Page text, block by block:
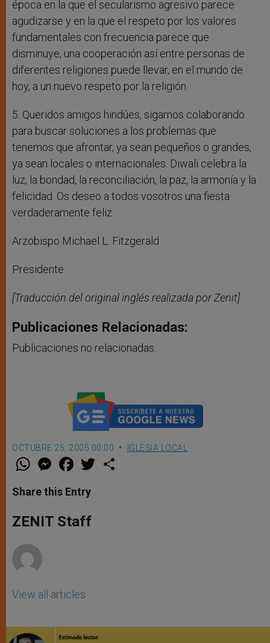
época en la que el secularismo agresivo parece
agudizarse y en la que el respeto por los valores
fundamentales con frecuencia parece que
disminuye, una cooperación así entre personas de
diferentes religiones puede llevar, en el mundo de
hoy, a un nuevo respeto por la religión.
5. Queridos amigos hindúes, sigamos colaborando
para buscar soluciones a los problemas que
tenemos que afrontar, ya sean pequeños o grandes,
ya sean locales o internacionales. Diwali celebra la
luz, la bondad, la reconciliación, la paz, la armonía y la
felicidad. Os deseo a todos vosotros una fiesta
verdaderamente feliz.
Arzobispo Michael L. Fitzgerald
Presidente
[Traducción del original inglés realizada por Zenit]
Publicaciones Relacionadas:
Publicaciones no relacionadas.
OCTUBRE 25, 2005 00:00 IGLESIA LOCAL
W
t
s
p
p
M
e
s
e
g
e
F
a
e
b
o
k
w
Share this Entry
ZENIT Staff
View all articles